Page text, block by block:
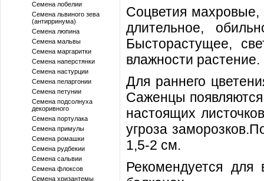
Семена лобелии
Семена львиного зева
(антирринума)
Семена люпина
Семена мальвы
Семена маргаритки
Семена наперстянки
Семена настурции
Семена пеларгонии
Семена петунии
Семена подсолнуха
декоривного
Семена портулака
Семена примулы
Семена ромашки
Семена рудбекии
Семена сальвии
Семена флоксов
Семена хризантемы
Соцветия
длительное,
Бысторастущее,
влажности растение.
Для раннего
Саженцы
настоящих
угроза заморозков.
1,5-2 см.
Рекомендуется